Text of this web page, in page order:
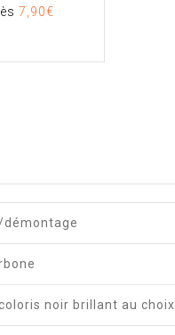
7,90€
démontage
noir brillant au choix